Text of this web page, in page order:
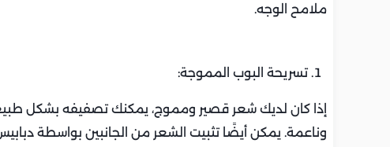
ملامح الوجه.
تسريحة البوب المموجة:
إذا كان لديك شعر قصير ومموج، يمكنك تصفيفه بشكل
وناعمة. يمكن أيضًا تثبيت الشعر من الجانبين بواسطة